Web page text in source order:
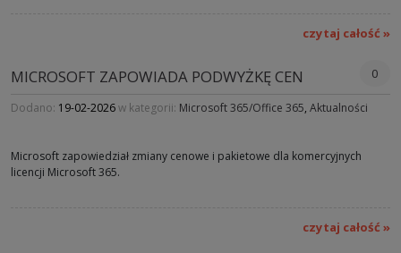
czytaj całość »
MICROSOFT ZAPOWIADA PODWYŻKĘ CEN 0
Dodano: 19-02-2026w kategorii: Microsoft 365/Office 365, Aktualności
Microsoft zapowiedział zmiany cenowe i pakietowe dla komercyjnych
licencji Microsoft 365.
czytaj całość »